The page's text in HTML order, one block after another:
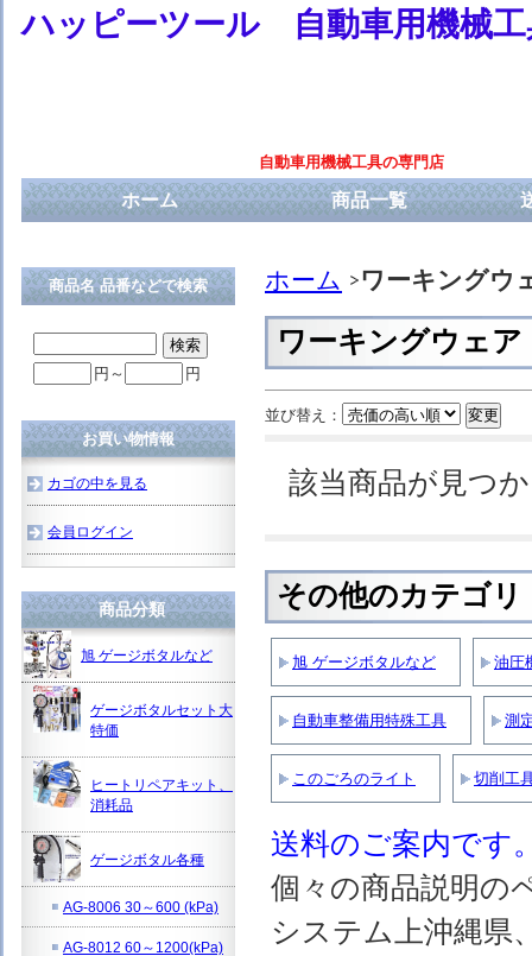
ハッピーツール 自動車用機械工
自動車用機械工具の専門店
ホーム 商品一覧
ホーム ワーキングウ
ワーキングウェア
並び替え：
該当商品が見つ
その他のカテゴリ
旭 ゲージボタルなど 油圧
自動車整備用特殊工具 測
このごろのライト 切削工
送料のご案内です
個々の商品説明の
システム上沖縄県
商品名 品番などで検索
円～ 円
お買い物情報
カゴの中を見る
会員ログイン
商品分類
旭 ゲージボタルなど
ゲージボタルセット大
特価
ヒートリペアキット、
消耗品
ゲージボタル各種
AG-8006 30～600 (kPa)
AG-8012 60～1200(kPa)